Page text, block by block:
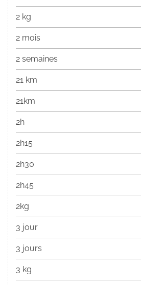
2 kg
2 mois
2 semaines
21 km
21km
2h
2h15
2h30
2h45
2kg
3 jour
3 jours
3 kg